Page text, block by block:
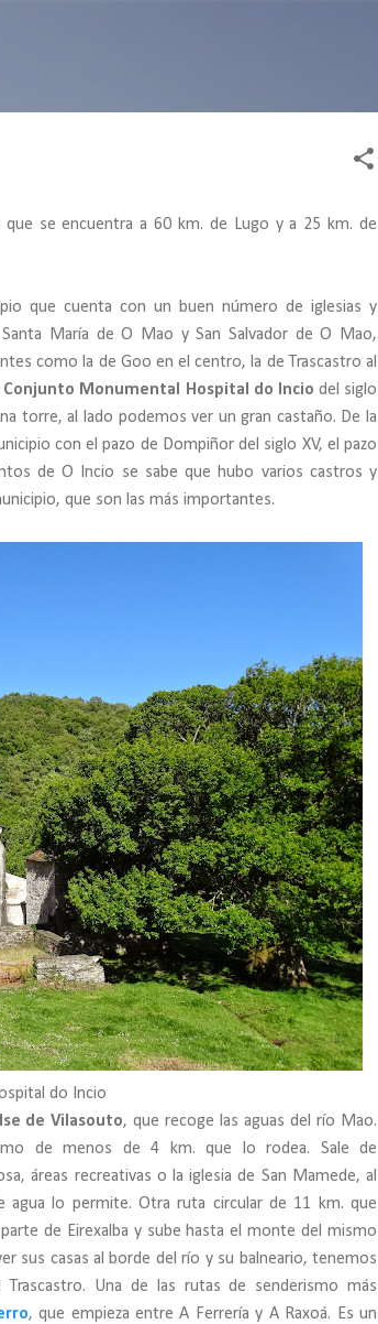
se encuentra a 60 km. de Lugo y a 25 km. de
que cuenta con un buen número de iglesias y
María de O Mao y San Salvador de O Mao,
como la de Goo en el centro, la de Trascastro al
Conjunto Monumental Hospital do Incio del siglo
torre, al lado podemos ver un gran castaño. De la
con el pazo de Dompiñor del siglo XV, el pazo
de O Incio se sabe que hubo varios castros y
que son las más importantes.
do Incio
de Vilasouto, que recoge las aguas del río Mao.
de menos de 4 km. que lo rodea. Sale de
áreas recreativas o la iglesia de San Mamede, al
lo permite. Otra ruta circular de 11 km. que
de Eirexalba y sube hasta el monte del mismo
sus casas al borde del río y su balneario, tenemos
Una de las rutas de senderismo más
, que empieza entre A Ferrería y A Raxoá. Es un